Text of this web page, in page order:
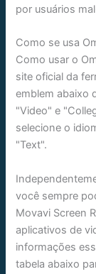
por usuários
Como se usa
Como usar o
site oficial da
emblem abaixo
"Video" e
selecione o
"Text".
você sempre
Movavi Screen
aplicativos de
informações
tabela abaixo